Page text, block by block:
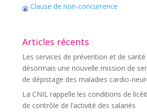
Clause de non-concurrence
Articles récents
Les services de prévention et de
désormais une nouvelle mission de
de dépistage des maladies cardio-
La CNIL rappelle les conditions de
de contrôle de l’activité des salariés